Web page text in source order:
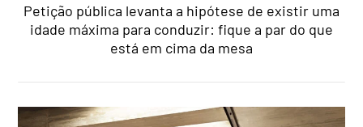
Petição pública levanta a hipótese de existir uma
idade máxima para conduzir: fique a par do que
está em cima da mesa